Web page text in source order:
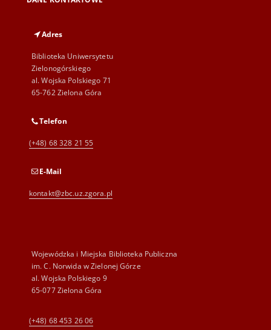
Adres
Biblioteka Uniwersytetu
Zielonogórskiego
al. Wojska Polskiego 71
65-762 Zielona Góra
Telefon
(+48) 68 328 21 55
E-Mail
kontakt@zbc.uz.zgora.pl
Wojewódzka i Miejska Biblioteka Publiczna
im. C. Norwida w Zielonej Górze
al. Wojska Polskiego 9
65-077 Zielona Góra
(+48) 68 453 26 06